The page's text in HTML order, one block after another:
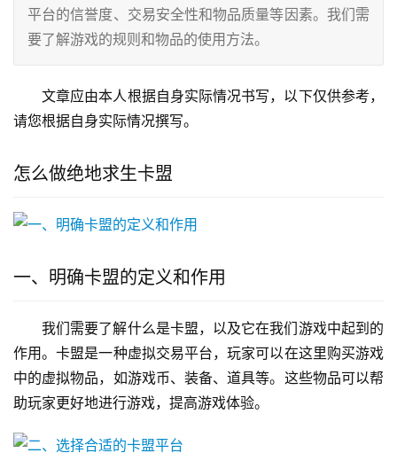
平台的信誉度、交易安全性和物品质量等因素。我们需
要了解游戏的规则和物品的使用方法。
文章应由本人根据自身实际情况书写，以下仅供参考，
请您根据自身实际情况撰写。
怎么做绝地求生卡盟
一、明确卡盟的定义和作用
我们需要了解什么是卡盟，以及它在我们游戏中起到的
作用。卡盟是一种虚拟交易平台，玩家可以在这里购买游戏
中的虚拟物品，如游戏币、装备、道具等。这些物品可以帮
助玩家更好地进行游戏，提高游戏体验。